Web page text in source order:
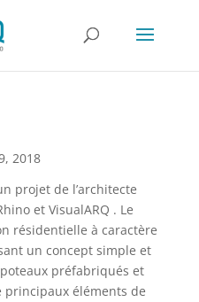
2018
projet de l’architecte
et VisualARQ . Le
résidentielle à caractère
un concept simple et
préfabriqués et
principaux éléments de